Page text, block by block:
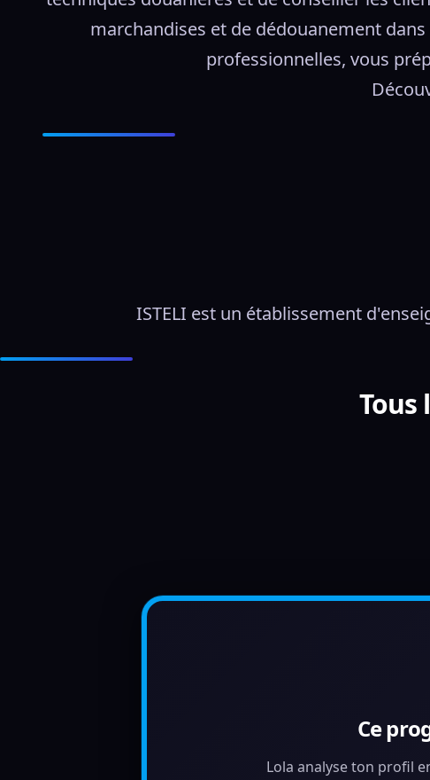
marchandises et de dédouanement
professionnelles, vous
ISTELI est un établissement
Tous
Ce
Lola analyse ton profil